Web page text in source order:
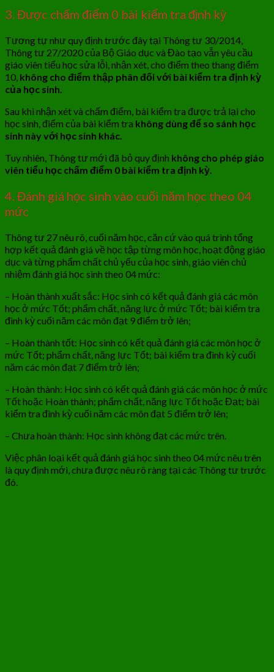
3. Được chấm điểm 0 bài kiểm tra định kỳ
Tương tự như quy định trước đây tại Thông tư 30/2014,
Thông tư 27/2020 của Bộ Giáo dục và Đào tạo vẫn yêu cầu
giáo viên tiểu học sửa lỗi, nhận xét, cho điểm theo thang điểm
10, không cho điểm thập phân đối với bài kiểm tra định kỳ
của học sinh.
Sau khi nhận xét và chấm điểm, bài kiểm tra được trả lại cho
học sinh, điểm của bài kiểm tra không dùng để so sánh học
sinh này với học sinh khác.
Tuy nhiên, Thông tư mới đã bỏ quy định không cho phép giáo
viên tiểu học chấm điểm 0 bài kiểm tra định kỳ.
4. Đánh giá học sinh vào cuối năm học theo 04
mức
Thông tư 27 nêu rõ, cuối năm học, căn cứ vào quá trình tổng
hợp kết quả đánh giá về học tập từng môn học, hoạt động giáo
dục và từng phẩm chất chủ yếu của học sinh, giáo viên chủ
nhiệm đánh giá học sinh theo 04 mức:
– Hoàn thành xuất sắc: Học sinh có kết quả đánh giá các môn
học ở mức Tốt; phẩm chất, năng lực ở mức Tốt; bài kiểm tra
đình kỳ cuối năm các môn đạt 9 điểm trở lên;
– Hoàn thành tốt: Học sinh có kết quả đánh giá các môn học ở
mức Tốt; phẩm chất, năng lực Tốt; bài kiểm tra đình kỳ cuối
năm các môn đạt 7 điểm trở lên;
– Hoàn thành: Học sinh có kết quả đánh giá các môn học ở mức
Tốt hoặc Hoàn thành; phẩm chất, năng lực Tốt hoặc Đạt; bài
kiểm tra đình kỳ cuối năm các môn đạt 5 điểm trở lên;
– Chưa hoàn thành: Học sinh không đạt các mức trên.
Việc phân loại kết quả đánh giá học sinh theo 04 mức nêu trên
là quy định mới, chưa được nêu rõ ràng tại các Thông tư trước
đó.